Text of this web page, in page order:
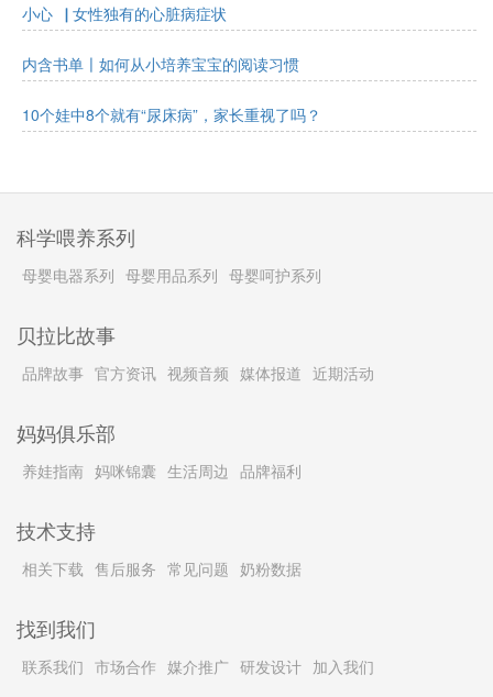
小心▕ 女性独有的心脏病症状
内含书单〡如何从小培养宝宝的阅读习惯
10个娃中8个就有“尿床病”，家长重视了吗？
科学喂养系列
母婴电器系列 母婴用品系列 母婴呵护系列
贝拉比故事
品牌故事 官方资讯 视频音频 媒体报道 近期活动
妈妈俱乐部
养娃指南 妈咪锦囊 生活周边 品牌福利
技术支持
相关下载 售后服务 常见问题 奶粉数据
找到我们
联系我们 市场合作 媒介推广 研发设计 加入我们